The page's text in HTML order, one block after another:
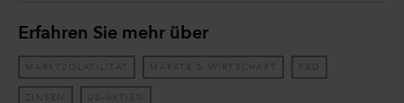
Erfahren Sie mehr über
MARKTVOLATILITÄT MÄRKTE & WIRTSCHAFT FED
ZINSEN US-AKTIEN